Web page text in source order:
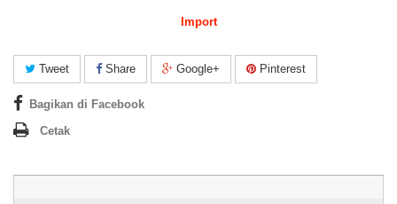
Import
Tweet Share Google+ Pinterest
Bagikan di Facebook
Cetak